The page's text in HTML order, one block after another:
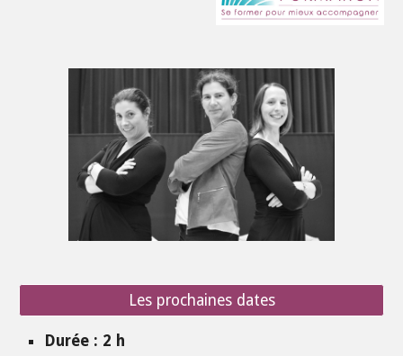
Les prochaines dates
Durée : 2 h